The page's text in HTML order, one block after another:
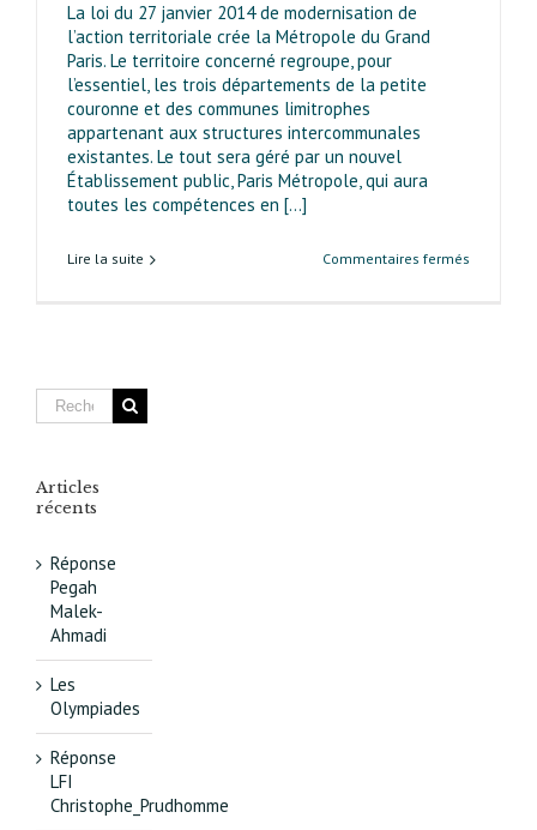
La loi du 27 janvier 2014 de modernisation de
l’action territoriale crée la Métropole du Grand
Paris. Le territoire concerné regroupe, pour
l’essentiel, les trois départements de la petite
couronne et des communes limitrophes
appartenant aux structu­res intercommunales
existantes. Le tout sera géré par un nouvel
Établissement public, Paris Métropole, qui aura
toutes les compétences en [...]
Lire la suite Commentaires fermés
Articles
récents
Réponse
Pegah
Malek-
Ahmadi
Les
Olympiades
Réponse
LFI
Christophe_Prudhomme